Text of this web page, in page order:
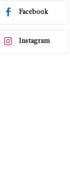
Facebook
Instagram